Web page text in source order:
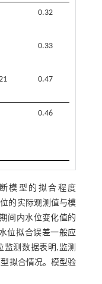
0.32
0.33
0.47
0.46
模型的拟合程度
的实际观测值与模
间内水位变化值的
位拟合误差一般应
监测数据表明,监测
拟合情况。模型验